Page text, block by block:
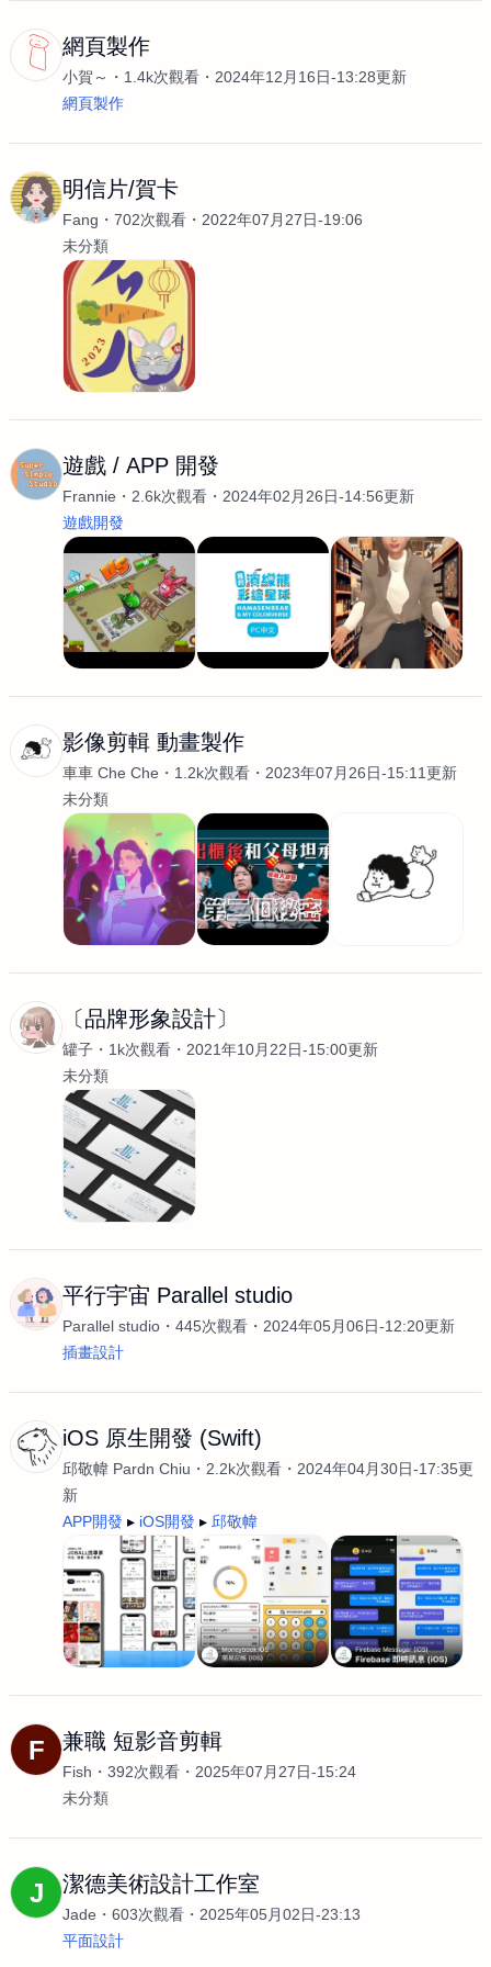
網頁製作
小賀～ 1.4k次觀看
2024年12月16日-13:28更新
網頁製作
明信片/賀卡
Fang 702次觀看
2022年07月27日-19:06
未分類
遊戲 / APP 開發
Frannie 2.6k次觀看
2024年02月26日-14:56更新
遊戲開發
影像剪輯 動畫製作
車車 Che Che 1.2k次觀看
2023年07月26日-15:11更新
未分類
〔品牌形象設計〕
罐子 1k次觀看
2021年10月22日-15:00更新
未分類
平行宇宙 Parallel studio
Parallel studio 445次觀看
2024年05月06日-12:20更新
插畫設計
iOS 原生開發 (Swift)
邱敬幃 Pardn Chiu 2.2k次觀看
2024年04月30日-17:35更
新
APP開發
iOS開發 邱敬幃
F 兼職 短影音剪輯
Fish 392次觀看
2025年07月27日-15:24
未分類
J 潔德美術設計工作室
Jade 603次觀看
2025年05月02日-23:13
平面設計